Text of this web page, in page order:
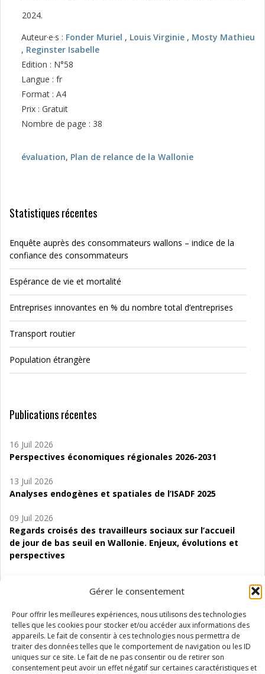
Gérer le consentement
Pour offrir les meilleures expériences, nous utilisons des technologies
telles que les cookies pour stocker et/ou accéder aux informations des
appareils. Le fait de consentir à ces technologies nous permettra de
traiter des données telles que le comportement de navigation ou les ID
uniques sur ce site. Le fait de ne pas consentir ou de retirer son
consentement peut avoir un effet négatif sur certaines caractéristiques et
Auteur·e·s : Fonder Muriel , Louis Virginie , Mosty Mathieu
, Reginster Isabelle
Edition : N°58
Langue : fr
Format : A4
Prix : Gratuit
Nombre de page : 38
évaluation, Plan de relance de la Wallonie
Statistiques récentes
Enquête auprès des consommateurs wallons – indice de la
confiance des consommateurs
Espérance de vie et mortalité
Entreprises innovantes en % du nombre total d’entreprises
Transport routier
Population étrangère
Publications récentes
16 Juil 2026
Perspectives économiques régionales 2026-2031
13 Juil 2026
Analyses endogènes et spatiales de l’ISADF 2025
09 Juil 2026
Regards croisés des travailleurs sociaux sur l’accueil
de jour de bas seuil en Wallonie. Enjeux, évolutions et
perspectives
Étude d’évaluabilité des Structures
01 Juil 2026
Pénurie du personnel infirmier :quels indicateurs
d’offre de soins pour comprendre la situation en
Wallonie ?